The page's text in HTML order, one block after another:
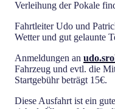
Verleihung der Pokale
Fahrtleiter Udo und
Wetter und gut gelaunte
Anmeldungen an
Fahrzeug und evtl. die
Startgebühr beträgt 15€.
Diese Ausfahrt ist ein